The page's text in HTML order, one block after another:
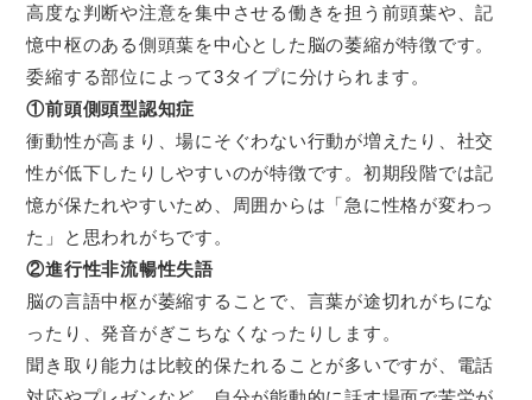
高度な判断や注意を集中させる働きを担う前頭葉や、記
憶中枢のある側頭葉を中心とした脳の萎縮が特徴です。
委縮する部位によって3タイプに分けられます。
①前頭側頭型認知症
衝動性が高まり、場にそぐわない行動が増えたり、社交
性が低下したりしやすいのが特徴です。初期段階では記
憶が保たれやすいため、周囲からは「急に性格が変わっ
た」と思われがちです。
②進行性非流暢性失語
脳の言語中枢が萎縮することで、言葉が途切れがちにな
ったり、発音がぎこちなくなったりします。
聞き取り能力は比較的保たれることが多いですが、電話